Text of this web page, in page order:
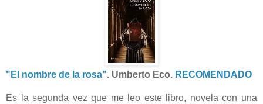
"El nombre de la rosa". Umberto Eco. RECOMENDADO
Es la segunda vez que me leo este libro, novela con una